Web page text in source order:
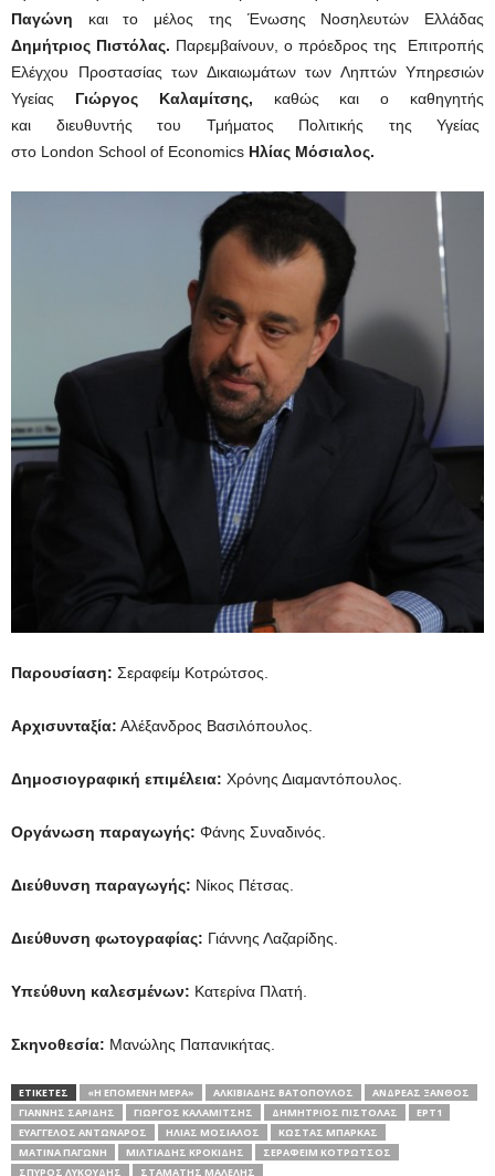
Παγώνη και το μέλος της Ένωσης Νοσηλευτών Ελλάδας
Δημήτριος Πιστόλας. Παρεμβαίνουν, ο πρόεδρος της Επιτροπής
Ελέγχου Προστασίας των Δικαιωμάτων των Ληπτών Υπηρεσιών
Υγείας Γιώργος Καλαμίτσης, καθώς και ο καθηγητής
και διευθυντής του Τμήματος Πολιτικής της Υγείας
στο London School of Economics Ηλίας Μόσιαλος.
Παρουσίαση: Σεραφείμ Κοτρώτσος.
Αρχισυνταξία: Αλέξανδρος Βασιλόπουλος.
Δημοσιογραφική επιμέλεια: Χρόνης Διαμαντόπουλος.
Οργάνωση παραγωγής: Φάνης Συναδινός.
Διεύθυνση παραγωγής: Νίκος Πέτσας.
Διεύθυνση φωτογραφίας: Γιάννης Λαζαρίδης.
Υπεύθυνη καλεσμένων: Κατερίνα Πλατή.
Σκηνοθεσία: Μανώλης Παπανικήτας.
ΕΤΙΚΕΤΕΣ «Η ΕΠΟΜΈΝΗ ΜΈΡΑ» ΑΛΚΙΒΙΆΔΗΣ ΒΑΤΌΠΟΥΛΟΣ
ΑΝΔΡΈΑΣ ΞΑΝΘΌΣ
ΓΙΆΝΝΗΣ ΣΑΡΊΔΗΣ
ΓΙΏΡΓΟΣ ΚΑΛΑΜΊΤΣΗΣ ΔΗΜΉΤΡΙΟΣ ΠΙΣΤΌΛΑΣ
ΕΡΤ1
ΕΥΆΓΓΕΛΟΣ ΑΝΤΏΝΑΡΟΣ
ΗΛΊΑΣ ΜΌΣΙΑΛΟΣ
ΚΏΣΤΑΣ ΜΠΆΡΚΑΣ
ΜΑΤΊΝΑ ΠΑΓΏΝΗ
ΜΙΛΤΙΆΔΗΣ ΚΡΟΚΊΔΗΣ
ΣΕΡΑΦΕΊΜ ΚΟΤΡΏΤΣΟΣ
ΣΠΥΡΟΣ ΛΥΚΟΥΔΗΣ
ΣΤΑΜΆΤΗΣ ΜΑΛΈΛΗΣ